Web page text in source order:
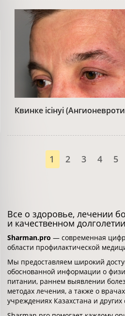
Квинке ісінуі
1 2 3 4 5
Все о здоровье, лечении
и качественном долголетии
Sharman.pro — современная
области профилактической
Мы предоставляем широкий
обоснованной информации о
питании, раннем выявлении
методах лечения, а также о
учреждениях Казахстана и других